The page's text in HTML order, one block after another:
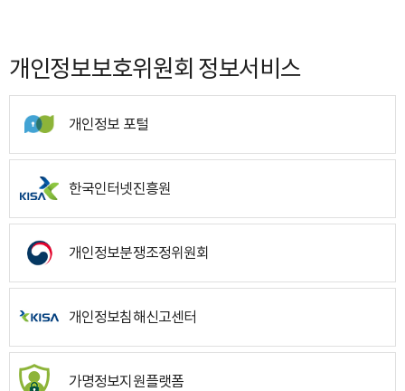
개인정보보호위원회 정보서비스
개인정보 포털
한국인터넷진흥원
개인정보분쟁조정위원회
개인정보침해신고센터
가명정보지원플랫폼